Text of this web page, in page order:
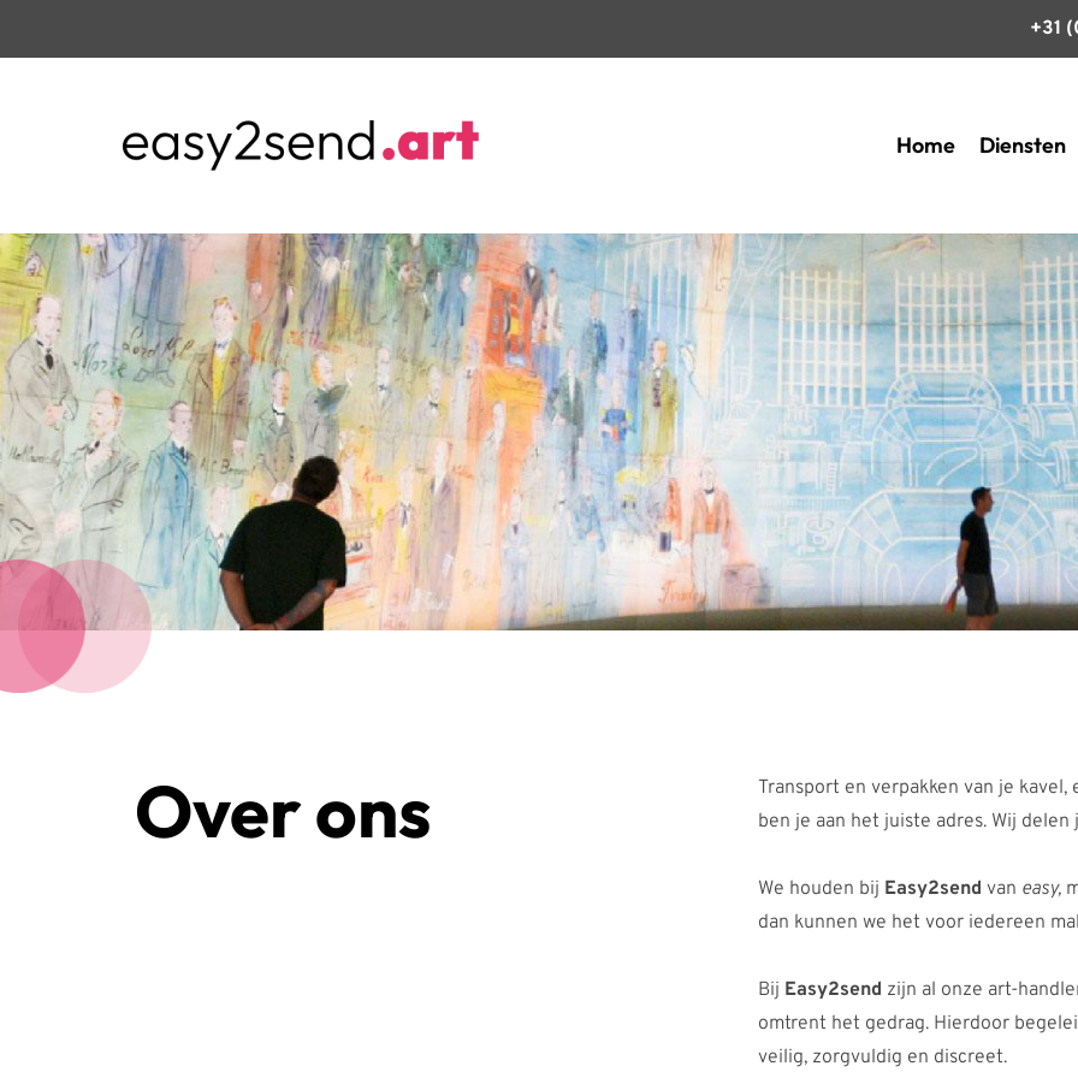
+31
Home Diensten
Over ons
Transport en verpakken van je
ben je aan het juiste adres. Wij delen
We houden bij Easy2send van easy,
dan kunnen we het voor iedereen
Bij Easy2send zijn al onze art-
omtrent het gedrag. Hierdoor
veilig, zorgvuldig en discreet.